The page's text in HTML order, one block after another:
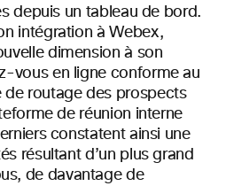
depuis un tableau de bord.
intégration à Webex,
dimension à son
vous en ligne conforme au
de routage des prospects
de réunion interne
constatent ainsi une
résultant d’un plus grand
de davantage de